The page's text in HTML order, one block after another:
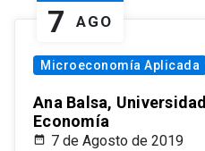
7 AGO
Microeconomía Aplicada
Ana Balsa,
Economía
7 de Agosto de 2019